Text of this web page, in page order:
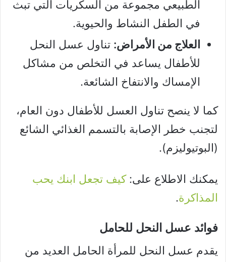
الطبيعي مجموعة من السكريات التي تبث
في الطفل النشاط والحيوية.
العلاج من الأمراض: تناول عسل النحل
للأطفال يساعد في التخلص من مشاكل
الإمساك والانتفاخ الشائعة.
كما لا ينصح تناول العسل للأطفال دون العام،
لتجنب خطر الإصابة بالتسمم الغذائي الشائع
(البوتيوليزم).
يمكنك الاطلاع على:كيف تجعل ابنك يحب
المذاكرة.
فوائد عسل النحل للحامل
يقدم عسل النحل للمرأة الحامل العديد من